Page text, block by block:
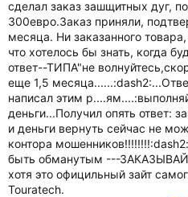
сделал заказ зашщитных дуг,
300евро.Заказ приняли,
месяца. Ни заказанного
что хотелось бы знать, когда
ответ--ТИПА"не
еще 1,5
написал этим
деньги...Получил опять ответ:
и деньги вернуть сейчас не
контора
быть обманутым ---
хотя это официльный зайт
Touratech.